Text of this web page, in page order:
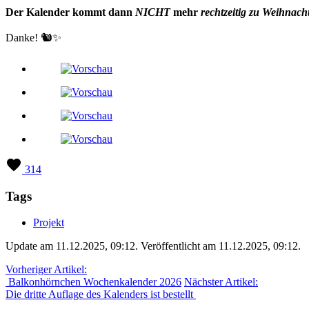
Der Kalender kommt dann NICHTmehr rechtzeitig zu
Danke! 🐿️✨
314
Tags
Projekt
Update am 11.12.2025, 09:12. Veröffentlicht am 11.12.2025, 09:12.
Vorheriger Artikel:
Balkonhörnchen Wochenkalender 2026 Nächster Artikel:
Die dritte Auflage des Kalenders ist bestellt